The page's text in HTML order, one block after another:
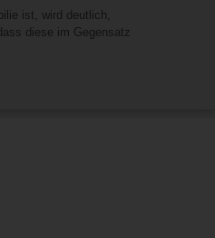
ist, wird deutlich,
diese im Gegensatz